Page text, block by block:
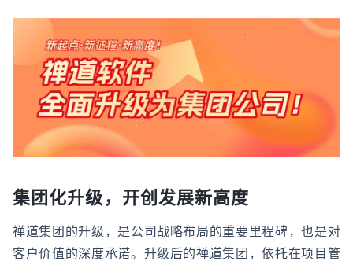
集团化升级，开创发展新高度
禅道集团的升级，是公司战略布局的重要里程碑，也是对
客户价值的深度承诺。升级后的禅道集团，依托在项目管